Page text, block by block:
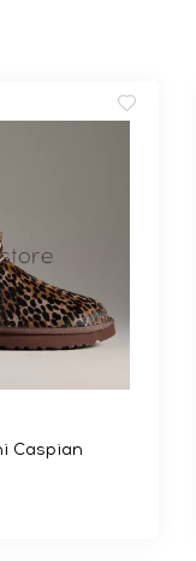
Caspian